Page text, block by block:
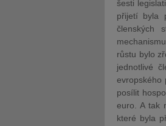
šesti
přijetí byla
členských
růstu bylo
jednotlivé
evropského
posílit
euro. A tak
které byla